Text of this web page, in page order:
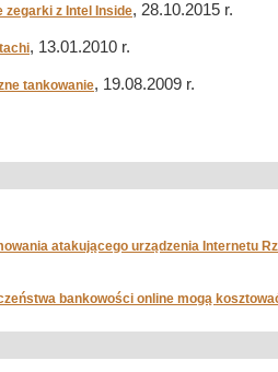
zegarki z Intel Inside, 28.10.2015 r.
, 13.01.2010 r.
tankowanie, 19.08.2009 r.
atakującego urządzenia Internetu
bankowości online mogą